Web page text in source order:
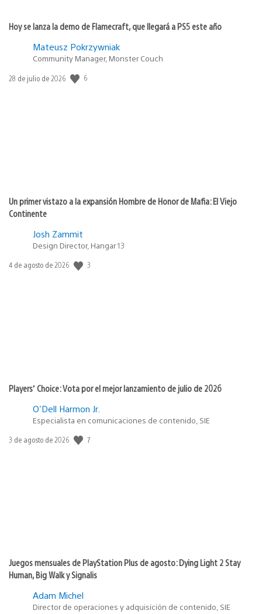
Hoy se lanza la demo de Flamecraft, que llegará a PS5 este año
Mateusz Pokrzywniak
Community Manager, Monster Couch
Fecha
28 de julio de 2026 6
Un primer vistazo a la expansión Hombre de Honor de Mafia: El Viejo
Continente
Josh Zammit
Design Director, Hangar 13
Fecha
4 de agosto de 2026 3
Players’ Choice: Vota por el mejor lanzamiento de julio de 2026
O'Dell Harmon Jr.
Especialista en comunicaciones de contenido, SIE
Fecha
3 de agosto de 2026 7
Juegos mensuales de PlayStation Plus de agosto: Dying Light 2 Stay
Human, Big Walk y Signalis
Adam Michel
Director de operaciones y adquisición de contenido, SIE